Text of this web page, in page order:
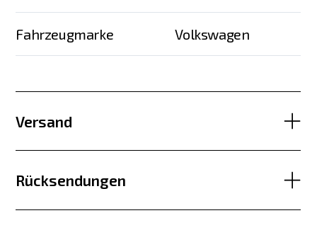
Fahrzeugmarke Volkswagen
Versand
Rücksendungen